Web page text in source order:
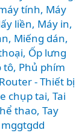
tính, Máy
liền, Máy in,
, Miếng dán,
, Ốp lưng
tô, Phủ phím
Router - Thiết bị
chụp tai, Tai
thao, Tay
mggtgdd